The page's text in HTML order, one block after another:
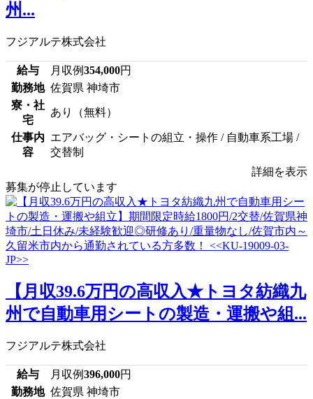
州...
フジアルテ株式会社
給与 月収例354,000円
勤務地 佐賀県 神埼市
寮・社
宅
あり（無料）
仕事内
容
エアバッグ・シートの組立・操作 / 自動車系工場 /
交替制
詳細を表示
募集が停止しています
【月収39.6万円の高収入★トヨタ紡織九
州で自動車用シートの製造・運搬や組...
フジアルテ株式会社
給与 月収例396,000円
勤務地 佐賀県 神埼市